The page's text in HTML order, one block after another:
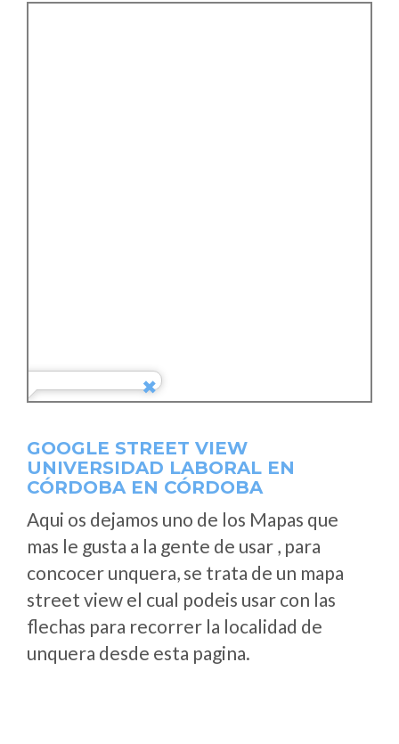
GOOGLE STREET VIEW
UNIVERSIDAD LABORAL EN
CÓRDOBA EN CÓRDOBA
Aqui os dejamos uno de los Mapas que
mas le gusta a la gente de usar , para
concocer unquera, se trata de un mapa
street view el cual podeis usar con las
flechas para recorrer la localidad de
unquera desde esta pagina.